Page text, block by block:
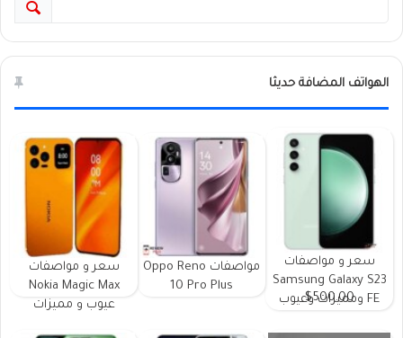
الهواتف المضافة حديثا
سعر و مواصفات
Samsung Galaxy S23
FE ومميزات وعيوب
$500.00
مواصفات Oppo Reno
10 Pro Plus
سعر و مواصفات
Nokia Magic Max
عيوب و مميزات